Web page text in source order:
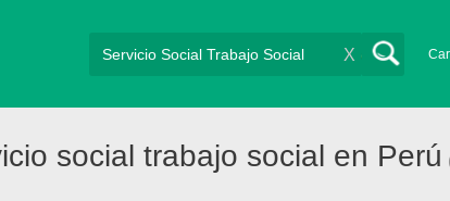
X
social trabajo social en Perú